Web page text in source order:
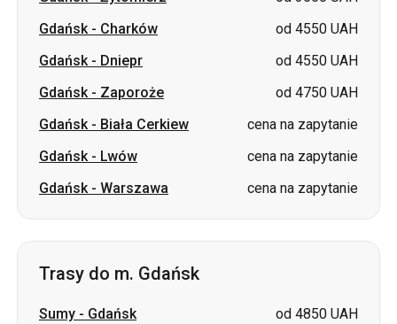
Gdańsk- Charków
od 4550 UAH
Gdańsk- Dniepr
od 4550 UAH
Gdańsk- Zaporoże
od 4750 UAH
Gdańsk- Biała Cerkiew
cena na zapytanie
Gdańsk- Lwów
cena na zapytanie
Gdańsk- Warszawa cena na zapytanie
Trasy do m. Gdańsk
Sumy - Gdańsk
od 4850 UAH